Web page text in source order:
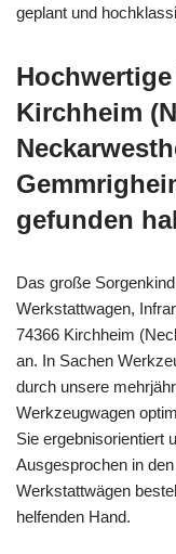
geplant und
Kirchheim
gefunden
Das große
Werkstattwagen,
74366 Kirchheim
an. In Sachen
durch unsere
Werkzeugwagen
Sie ergebnisorientiert
Ausgesprochen in
Werkstattwägen
helfenden Hand.